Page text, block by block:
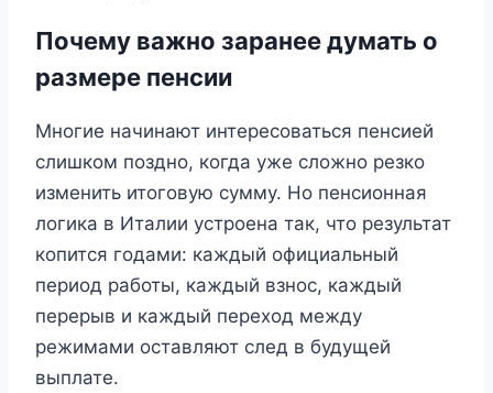
Почему важно заранее думать о
размере пенсии
Многие начинают интересоваться пенсией
слишком поздно, когда уже сложно резко
изменить итоговую сумму. Но пенсионная
логика в Италии устроена так, что результат
копится годами: каждый официальный
период работы, каждый взнос, каждый
перерыв и каждый переход между
режимами оставляют след в будущей
выплате.